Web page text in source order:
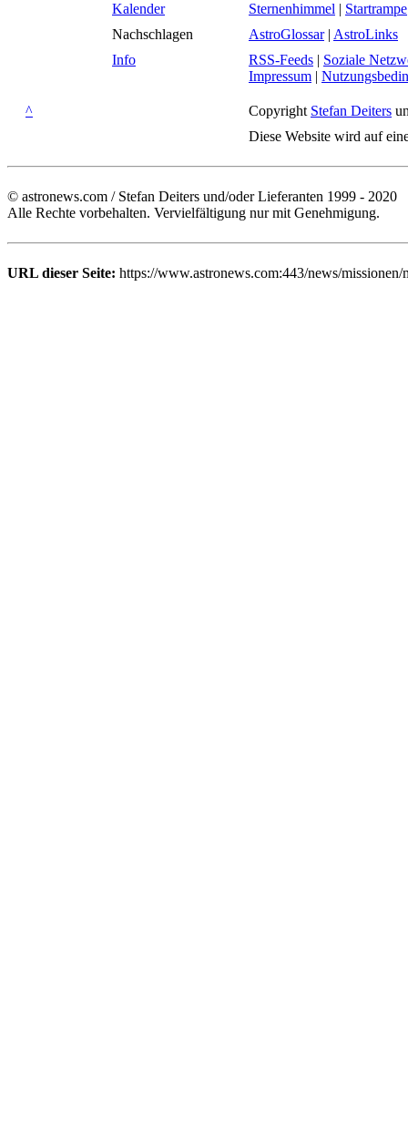
Kalender
Sternenhimmel | Startrampe
Nachschlagen
AstroGlossar| AstroLinks
Info
RSS-Feeds | Soziale
Impressum |
^ Copyright Stefan Deiters
Diese Website wird auf
© astronews.com / Stefan Deiters und/oder Lieferanten 1999 - 2020
Alle Rechte vorbehalten. Vervielfältigung nur mit Genehmigung.
URL dieser Seite: https://www.astronews.com:443/news/missionen/